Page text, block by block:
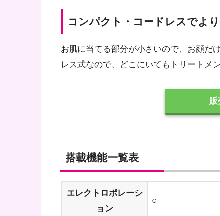
コンパクト・コードレスでよ
お肌に当てる部分が小さいので、お顔だ
レス式なので、どこにいてもトリートメ
販
搭載機能一覧表
エレクトロポレーシ
ョン
○